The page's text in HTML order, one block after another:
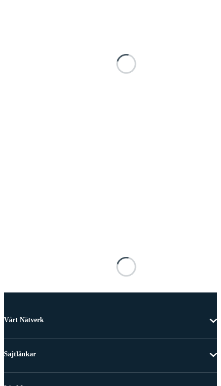
Vårt Nätverk
Sajtlänkar